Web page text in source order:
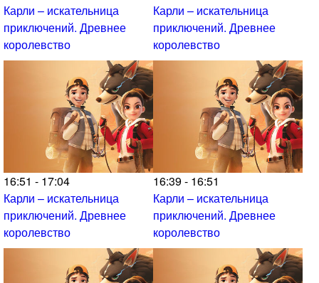
Карли – искательница
приключений. Древнее
королевство
Карли – искательница
приключений. Древнее
королевство
16:51 - 17:04
Карли – искательница
приключений. Древнее
королевство
16:39 - 16:51
Карли – искательница
приключений. Древнее
королевство